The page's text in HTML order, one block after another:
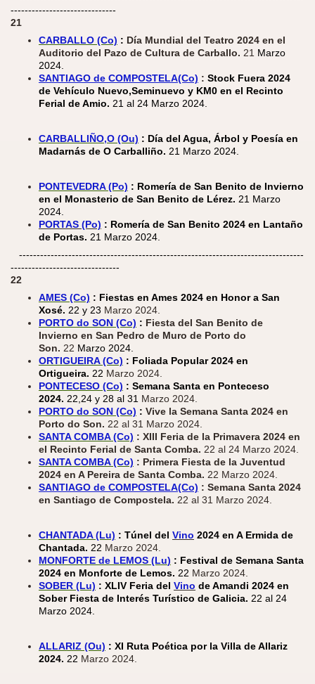
------------------------------
21
CARBALLO (Co) : Día Mundial del Teatro 2024 en el
Auditorio del Pazo de Cultura de Carballo. 21 Marzo
2024.
SANTIAGO de COMPOSTELA(Co) : Stock Fuera 2024
de Vehículo Nuevo,Seminuevo y KM0 en el Recinto
Ferial de Amio. 21 al 24 Marzo 2024.
CARBALLIÑO,O (Ou) : Día del Agua, Árbol y Poesía en
Madarnás de O Carballiño. 21 Marzo 2024.
PONTEVEDRA (Po) : Romería de San Benito de Invierno
en el Monasterio de San Benito de Lérez. 21 Marzo
2024.
PORTAS (Po) : Romería de San Benito 2024 en Lantaño
de Portas. 21 Marzo 2024.
---------------------------------------------------------------------------------
-------------------------------
22
AMES (Co) : Fiestas en Ames 2024 en Honor a San
Xosé. 22 y 23 Marzo 2024.
PORTO do SON (Co) : Fiesta del San Benito de
Invierno en San Pedro de Muro de Porto do
Son. 22 Marzo 2024.
ORTIGUEIRA (Co) : Foliada Popular 2024 en
Ortigueira. 22 Marzo 2024.
PONTECESO (Co) : Semana Santa en Ponteceso
2024. 22,24 y 28 al 31 Marzo 2024.
PORTO do SON (Co) : Vive la Semana Santa 2024 en
Porto do Son. 22 al 31 Marzo 2024.
SANTA COMBA (Co) : XIII Feria de la Primavera 2024 en
el Recinto Ferial de Santa Comba. 22 al 24 Marzo 2024.
SANTA COMBA (Co) : Primera Fiesta de la Juventud
2024 en A Pereira de Santa Comba. 22 Marzo 2024.
SANTIAGO de COMPOSTELA(Co) : Semana Santa 2024
en Santiago de Compostela. 22 al 31 Marzo 2024.
CHANTADA (Lu) : Túnel del Vino 2024 en A Ermida de
Chantada. 22 Marzo 2024.
MONFORTE de LEMOS (Lu) : Festival de Semana Santa
2024 en Monforte de Lemos. 22 Marzo 2024.
SOBER (Lu) : XLIV Feria del Vino de Amandi 2024 en
Sober Fiesta de Interés Turístico de Galicia. 22 al 24
Marzo 2024.
ALLARIZ (Ou) : XI Ruta Poética por la Villa de Allariz
2024. 22 Marzo 2024.